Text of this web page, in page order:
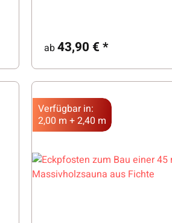
ab43,90 €*
Verfügbar in:
2,00 m + 2,40 m